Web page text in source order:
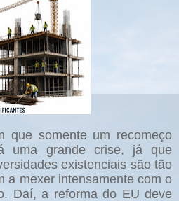
que somente um recomeço
uma grande crise, já que
existenciais são tão
a mexer intensamente com o
Daí, a reforma do EU deve